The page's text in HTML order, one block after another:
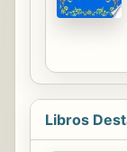
Libros